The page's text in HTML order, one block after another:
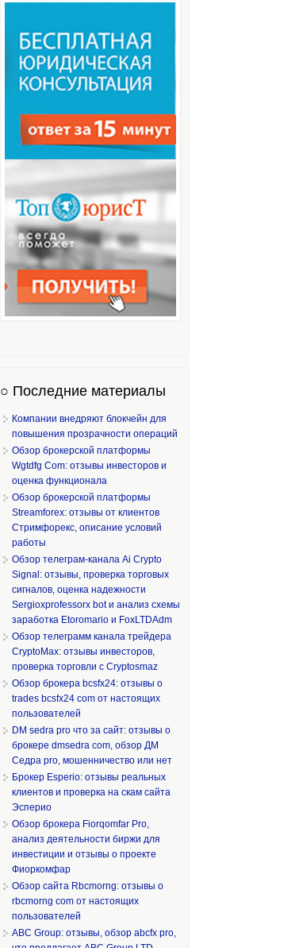
○ Последние материалы
Компании внедряют блокчейн для
повышения прозрачности операций
Обзор брокерской платформы
Wgtdfg Com: отзывы инвесторов и
оценка функционала
Обзор брокерской платформы
Streamforex: отзывы от клиентов
Стримфорекс, описание условий
работы
Обзор телеграм-канала Ai Crypto
Signal: отзывы, проверка торговых
сигналов, оценка надежности
Sergioxprofessorx bot и анализ схемы
заработка Etoromario и FoxLTDAdm
Обзор телеграмм канала трейдера
CryptoMax: отзывы инвесторов,
проверка торговли с Cryptosmaz
Обзор брокера bcsfx24: отзывы о
trades bcsfx24 com от настоящих
пользователей
DM sedra pro что за сайт: отзывы о
брокере dmsedra com, обзор ДМ
Седра pro, мошенничество или нет
Брокер Esperio: отзывы реальных
клиентов и проверка на скам сайта
Эсперио
Обзор брокера Fiorqomfar Pro,
анализ деятельности биржи для
инвестиции и отзывы о проекте
Фиоркомфар
Обзор сайта Rbcmorng: отзывы о
rbcmorng com от настоящих
пользователей
ABC Group: отзывы, обзор abcfx pro,